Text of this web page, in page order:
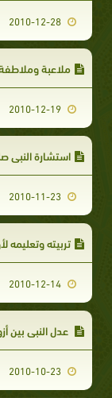
ملاعبة
استشارة النبي
تربيته وتعليمه
عدل النبي بين